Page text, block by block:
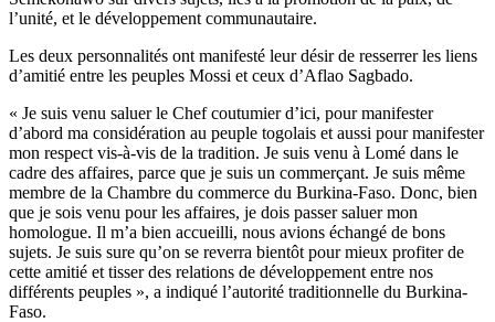
l’unité, et le développement communautaire.
Les deux personnalités ont manifesté leur désir de resserrer les liens
d’amitié entre les peuples Mossi et ceux d’Aflao Sagbado.
« Je suis venu saluer le Chef coutumier d’ici, pour manifester
d’abord ma considération au peuple togolais et aussi pour manifester
mon respect vis-à-vis de la tradition. Je suis venu à Lomé dans le
cadre des affaires, parce que je suis un commerçant. Je suis même
membre de la Chambre du commerce du Burkina-Faso. Donc, bien
que je sois venu pour les affaires, je dois passer saluer mon
homologue. Il m’a bien accueilli, nous avions échangé de bons
sujets. Je suis sure qu’on se reverra bientôt pour mieux profiter de
cette amitié et tisser des relations de développement entre nos
différents peuples », a indiqué l’autorité traditionnelle du Burkina-
Faso.